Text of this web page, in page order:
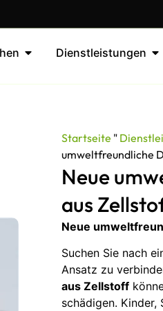
Dienstleistungen
Startseite "
umweltfreundliche
Neue
aus
Neue
Suchen Sie nach
Ansatz zu
aus Zellstoff
schädigen.